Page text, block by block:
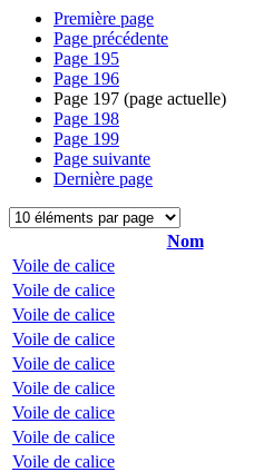
Première page
Page précédente
Page 195
Page 196
Page 197 (page actuelle)
Page 198
Page 199
Page suivante
Dernière page
Nom
Voile de calice
Voile de calice
Voile de calice
Voile de calice
Voile de calice
Voile de calice
Voile de calice
Voile de calice
Voile de calice